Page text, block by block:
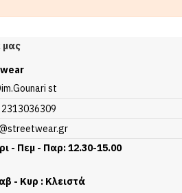
μας
st
- Πεμ - Παρ: 12.30-15.00
- Κυρ : Κλειστά